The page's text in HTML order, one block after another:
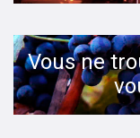
Vous ne